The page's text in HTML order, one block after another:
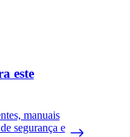
este
manuais
segurança e